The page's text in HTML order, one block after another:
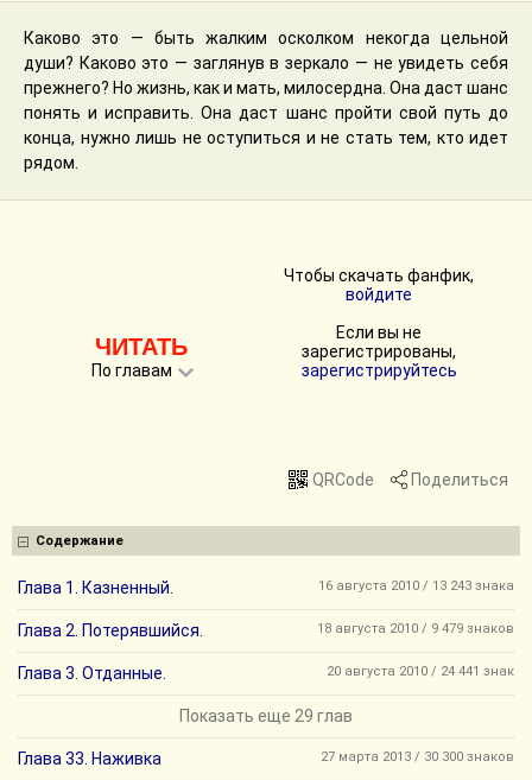
Каково это — быть жалким осколком некогда цельной
души? Каково это — заглянув в зеркало — не увидеть себя
прежнего? Но жизнь, как и мать, милосердна. Она даст шанс
понять и исправить. Она даст шанс пройти свой путь до
конца, нужно лишь не оступиться и не стать тем, кто идет
рядом.
ЧИТАТЬ
По главам
Чтобы скачать фанфик,
войдите
Если вы не
зарегистрированы,
зарегистрируйтесь
QRCode Поделиться
Содержание
Глава 1. Казненный. 16 августа 2010 / 13 243 знака
Глава 2. Потерявшийся. 18 августа 2010 / 9 479 знаков
Глава 3. Отданные. 20 августа 2010 / 24 441 знак
Показать еще 29 глав
Глава 33. Наживка 27 марта 2013 / 30 300 знаков